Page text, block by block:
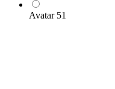
Avatar 51